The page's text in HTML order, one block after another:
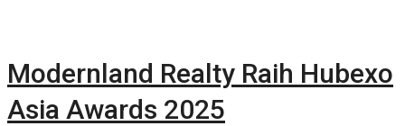
Modernland Realty Raih Hubexo
Asia Awards 2025